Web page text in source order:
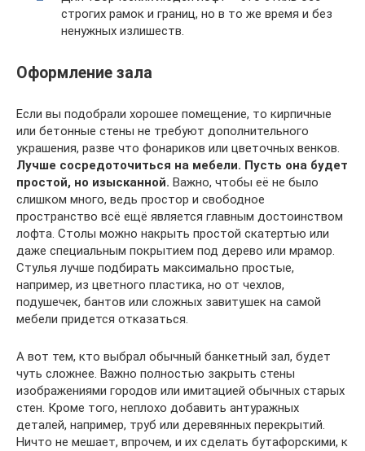
строгих рамок и границ, но в то же время и без
ненужных излишеств.
Оформление зала
Если вы подобрали хорошее помещение, то кирпичные
или бетонные стены не требуют дополнительного
украшения, разве что фонариков или цветочных венков.
Лучше сосредоточиться на мебели. Пусть она будет
простой, но изысканной. Важно, чтобы её не было
слишком много, ведь простор и свободное
пространство всё ещё является главным достоинством
лофта. Столы можно накрыть простой скатертью или
даже специальным покрытием под дерево или мрамор.
Стулья лучше подбирать максимально простые,
например, из цветного пластика, но от чехлов,
подушечек, бантов или сложных завитушек на самой
мебели придется отказаться.
А вот тем, кто выбрал обычный банкетный зал, будет
чуть сложнее. Важно полностью закрыть стены
изображениями городов или имитацией обычных старых
стен. Кроме того, неплохо добавить антуражных
деталей, например, труб или деревянных перекрытий.
Ничто не мешает, впрочем, и их сделать бутафорскими, к